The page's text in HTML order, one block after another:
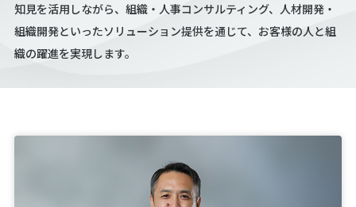
知見を活用しながら、 組織・人事コンサルティング、人材開発・
組織開発といったソリューション提供を通じて、 お客様の人と組
織の躍進を実現します。